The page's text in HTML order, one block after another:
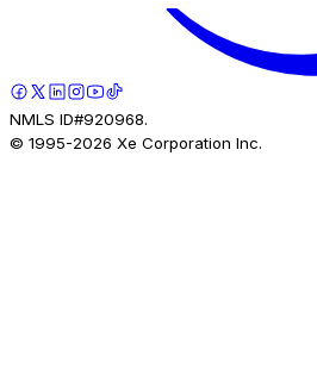
NMLS ID#920968.
© 1995-2026 Xe Corporation Inc.